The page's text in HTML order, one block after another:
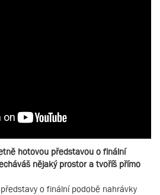
hotovou představou o finální
nějaký prostor a tvoříš přímo
o finální podobě nahrávky